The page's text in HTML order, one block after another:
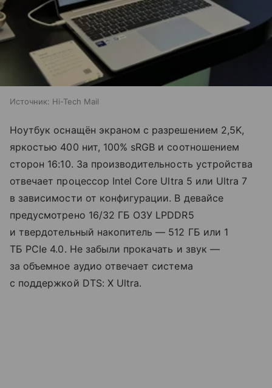
Источник: Hi-Tech Mail
Ноутбук оснащён экраном с разрешением 2,5K,
яркостью 400 нит, 100% sRGB и соотношением
сторон 16:10. За производительность устройства
отвечает процессор Intel Core Ultra 5 или Ultra 7
в зависимости от конфигурации. В девайсе
предусмотрено 16/32 ГБ ОЗУ LPDDR5
и твердотельный накопитель — 512 ГБ или 1
ТБ PCIe 4.0. Не забыли прокачать и звук —
за объемное аудио отвечает система
с поддержкой DTS: X Ultra.